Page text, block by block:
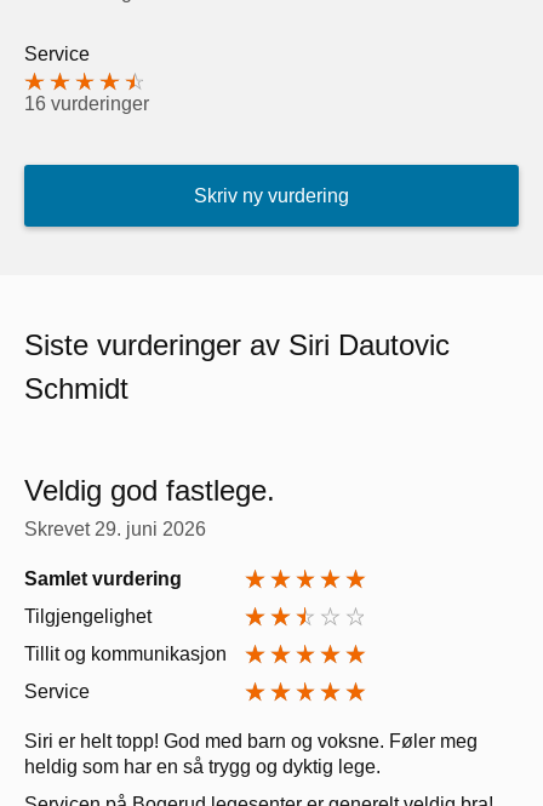
Service
16 vurderinger
Skriv ny vurdering
Siste vurderinger av Siri Dautovic
Schmidt
Veldig god fastlege.
Skrevet 29. juni 2026
Samlet vurdering
Tilgjengelighet
Tillit og kommunikasjon
Service
Siri er helt topp! God med barn og voksne. Føler meg
heldig som har en så trygg og dyktig lege.